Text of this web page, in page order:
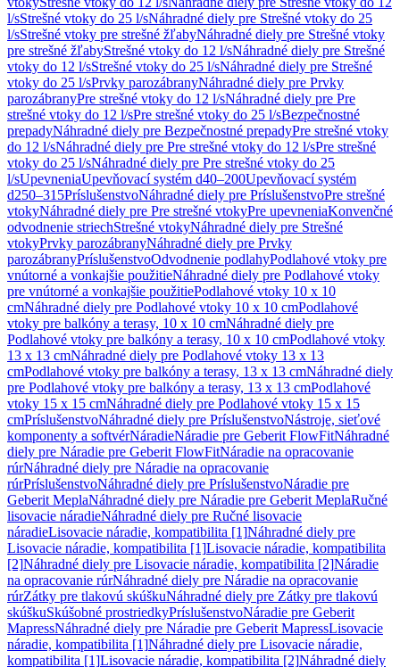
l/sStrešné vtoky do 25 l/sNáhradné diely pre Strešné vtoky do 25
l/sStrešné vtoky pre strešné žľabyNáhradné diely pre Strešné vtoky
pre strešné žľabyStrešné vtoky do 12 l/sNáhradné diely pre Strešné
vtoky do 12 l/sStrešné vtoky do 25 l/sNáhradné diely pre Strešné
vtoky do 25 l/sPrvky parozábranyNáhradné diely pre Prvky
parozábranyPre strešné vtoky do 12 l/sNáhradné diely pre Pre
strešné vtoky do 12 l/sPre strešné vtoky do 25 l/sBezpečnostné
prepadyNáhradné diely pre Bezpečnostné prepadyPre strešné vtoky
do 12 l/sNáhradné diely pre Pre strešné vtoky do 12 l/sPre strešné
vtoky do 25 l/sNáhradné diely pre Pre strešné vtoky do 25
l/sUpevneniaUpevňovací systém d40–200Upevňovací systém
d250–315PríslušenstvoNáhradné diely pre PríslušenstvoPre strešné
vtokyNáhradné diely pre Pre strešné vtokyPre upevneniaKonvenčné
odvodnenie striechStrešné vtokyNáhradné diely pre Strešné
vtokyPrvky parozábranyNáhradné diely pre Prvky
parozábranyPríslušenstvoOdvodnenie podlahyPodlahové vtoky pre
vnútorné a vonkajšie použitieNáhradné diely pre Podlahové vtoky
pre vnútorné a vonkajšie použitiePodlahové vtoky 10 x 10
cmNáhradné diely pre Podlahové vtoky 10 x 10 cmPodlahové
vtoky pre balkóny a terasy, 10 x 10 cmNáhradné diely pre
Podlahové vtoky pre balkóny a terasy, 10 x 10 cmPodlahové vtoky
13 x 13 cmNáhradné diely pre Podlahové vtoky 13 x 13
cmPodlahové vtoky pre balkóny a terasy, 13 x 13 cmNáhradné diely
pre Podlahové vtoky pre balkóny a terasy, 13 x 13 cmPodlahové
vtoky 15 x 15 cmNáhradné diely pre Podlahové vtoky 15 x 15
cmPríslušenstvoNáhradné diely pre PríslušenstvoNástroje, sieťové
komponenty a softvérNáradieNáradie pre Geberit FlowFitNáhradné
diely pre Náradie pre Geberit FlowFitNáradie na opracovanie
rúrNáhradné diely pre Náradie na opracovanie
rúrPríslušenstvoNáhradné diely pre PríslušenstvoNáradie pre
Geberit MeplaNáhradné diely pre Náradie pre Geberit MeplaRučné
lisovacie náradieNáhradné diely pre Ručné lisovacie
náradieLisovacie náradie, kompatibilita [1]Náhradné diely pre
Lisovacie náradie, kompatibilita [1]Lisovacie náradie, kompatibilita
[2]Náhradné diely pre Lisovacie náradie, kompatibilita [2]Náradie
na opracovanie rúrNáhradné diely pre Náradie na opracovanie
rúrZátky pre tlakovú skúškuNáhradné diely pre Zátky pre tlakovú
skúškuSkúšobné prostriedkyPríslušenstvoNáradie pre Geberit
MapressNáhradné diely pre Náradie pre Geberit MapressLisovacie
náradie, kompatibilita [1]Náhradné diely pre Lisovacie náradie,
kompatibilita [1]Lisovacie náradie, kompatibilita [2]Náhradné diely